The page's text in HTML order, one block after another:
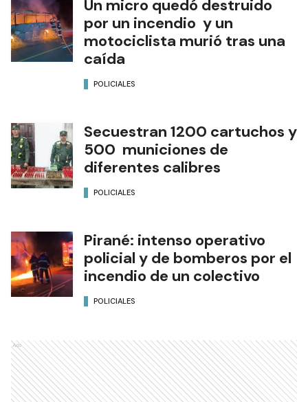
Un micro quedó destruido
por un incendio y un
motociclista murió tras una
caída
POLICIALES
Secuestran 1200 cartuchos y
500 municiones de
diferentes calibres
POLICIALES
Pirané: intenso operativo
policial y de bomberos por el
incendio de un colectivo
POLICIALES
Ads